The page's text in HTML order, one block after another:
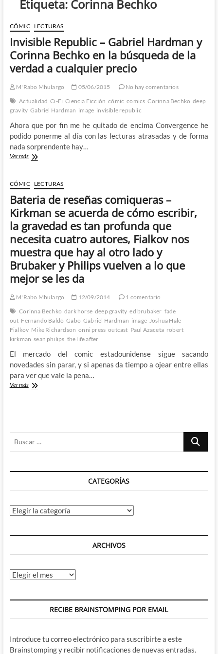
Etiqueta: Corinna Bechko
CÓMIC LECTURAS
Invisible Republic – Gabriel Hardman y
Corinna Bechko en la búsqueda de la
verdad a cualquier precio
M'Rabo Mhulargo 05/06/2015
No hay comentarios
Actualidad Ci-Fi Ciencia Ficción cómic comics Corinna Bechko deep
gravity Gabriel Hardman image invisible republic
Ahora que por fin me he quitado de encima Convergence he
podido ponerme al día con las lecturas atrasadas y de forma
nada sorprendente hay…
Ver másInvisible
Gabriel
Hardman
y
Bechko
en
búsqueda
de
la
verdad
a
precio
CÓMIC LECTURAS
Bateria de reseñas comiqueras –
Kirkman se acuerda de cómo escribir,
la gravedad es tan profunda que
necesita cuatro autores, Fialkov nos
muestra que hay al otro lado y
Brubaker y Philips vuelven a lo que
mejor se les da
M'Rabo Mhulargo 12/09/2014
1 comentario
Corinna Bechko dark horse deep gravity ed brubaker fade
out Fernando Baldó Gabo Gabriel Hardman image Joshua Hale
Fialkov Mike Richardson onni press outcast Paul Azaceta robert
kirkman sean philips the life after
El mercado del comic estadounidense sigue sacando
novedades sin parar, y si apenas da tiempo a ojear entre ellas
para ver que vale la pena…
Ver másBateria
acuerda
de
escribir,
gravedad
tan
profunda
nos
muestra
al
lado
Brubaker
Buscar
CATEGORÍAS
Categorías
ARCHIVOS
Archivos
RECIBE BRAINSTOMPING POR EMAIL
Introduce tu correo electrónico para suscribirte a este
Brainstomping y recibir notificaciones de nuevas entradas.